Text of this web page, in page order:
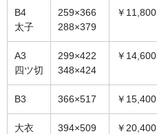
額装のご相談・注文方法
ショップ
B4
太子
259×366
288×379
￥11,800
A3
四ツ切
299×422
348×424
￥14,600
B3 366×517 ￥15,400
大衣
394×509
￥20,400